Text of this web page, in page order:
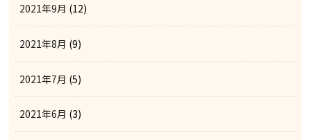
2021年9月 (12)
2021年8月 (9)
2021年7月 (5)
2021年6月 (3)